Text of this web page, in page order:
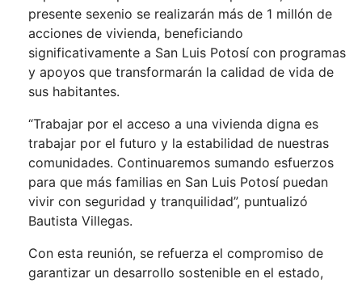
presente sexenio se realizarán más de 1 millón de
acciones de vivienda, beneficiando
significativamente a San Luis Potosí con programas
y apoyos que transformarán la calidad de vida de
sus habitantes.
“Trabajar por el acceso a una vivienda digna es
trabajar por el futuro y la estabilidad de nuestras
comunidades. Continuaremos sumando esfuerzos
para que más familias en San Luis Potosí puedan
vivir con seguridad y tranquilidad”, puntualizó
Bautista Villegas.
Con esta reunión, se refuerza el compromiso de
garantizar un desarrollo sostenible en el estado,